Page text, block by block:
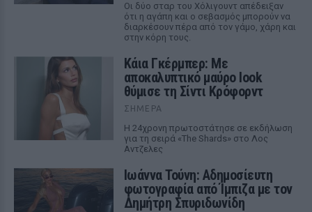
Οι δύο σταρ του Χόλιγουντ απέδειξαν
ότι η αγάπη και ο σεβασμός μπορούν να
διαρκέσουν πέρα από τον γάμο, χάρη και
στην κόρη τους.
Κάια Γκέρμπερ: Με
αποκαλυπτικό μαύρο look
θύμισε τη Σίντι Κρόφορντ
ΣΉΜΕΡΑ
Η 24χρονη πρωτοστάτησε σε εκδήλωση
για τη σειρά «The Shards» στο Λος
Αντζελες
Ιωάννα Τούνη: Αδημοσίευτη
φωτογραφία από Ίμπιζα με τον
Δημήτρη Σπυριδωνίδη